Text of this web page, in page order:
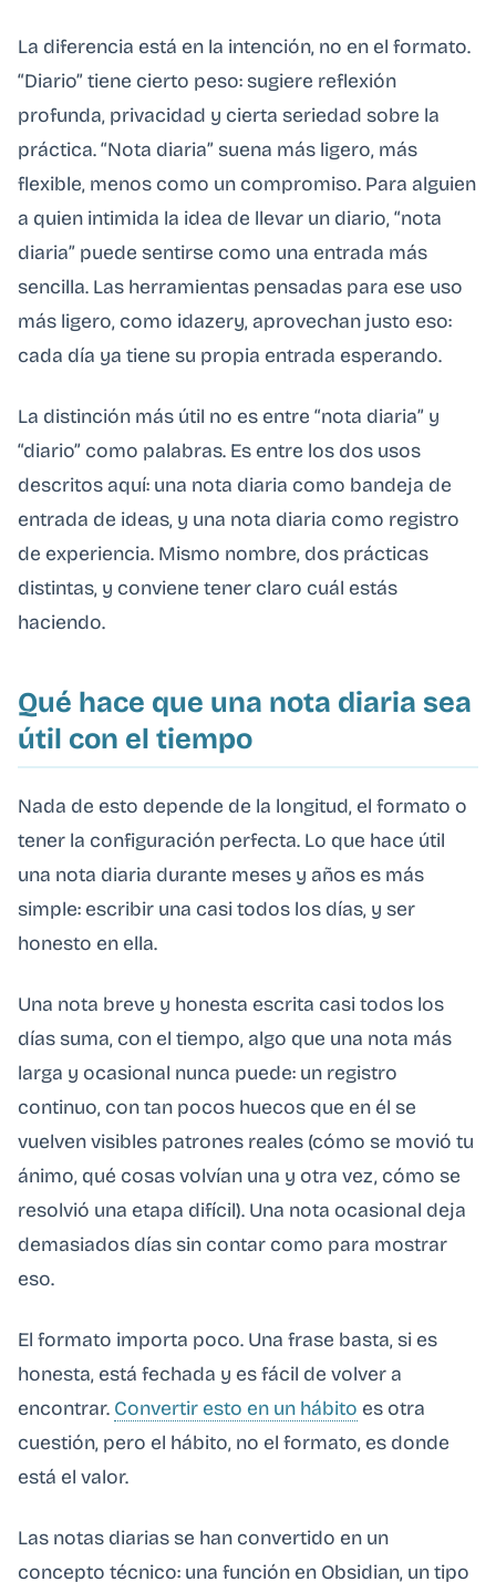
La diferencia está en la intención, no en el formato.
“Diario” tiene cierto peso: sugiere reflexión
profunda, privacidad y cierta seriedad sobre la
práctica. “Nota diaria” suena más ligero, más
flexible, menos como un compromiso. Para alguien
a quien intimida la idea de llevar un diario, “nota
diaria” puede sentirse como una entrada más
sencilla. Las herramientas pensadas para ese uso
más ligero, como idazery, aprovechan justo eso:
cada día ya tiene su propia entrada esperando.
La distinción más útil no es entre “nota diaria” y
“diario” como palabras. Es entre los dos usos
descritos aquí: una nota diaria como bandeja de
entrada de ideas, y una nota diaria como registro
de experiencia. Mismo nombre, dos prácticas
distintas, y conviene tener claro cuál estás
haciendo.
Qué hace que una nota diaria sea
útil con el tiempo
Nada de esto depende de la longitud, el formato o
tener la configuración perfecta. Lo que hace útil
una nota diaria durante meses y años es más
simple: escribir una casi todos los días, y ser
honesto en ella.
Una nota breve y honesta escrita casi todos los
días suma, con el tiempo, algo que una nota más
larga y ocasional nunca puede: un registro
continuo, con tan pocos huecos que en él se
vuelven visibles patrones reales (cómo se movió tu
ánimo, qué cosas volvían una y otra vez, cómo se
resolvió una etapa difícil). Una nota ocasional deja
demasiados días sin contar como para mostrar
eso.
El formato importa poco. Una frase basta, si es
honesta, está fechada y es fácil de volver a
encontrar. Convertir esto en un hábito es otra
cuestión, pero el hábito, no el formato, es donde
está el valor.
Las notas diarias se han convertido en un
concepto técnico: una función en Obsidian, un tipo